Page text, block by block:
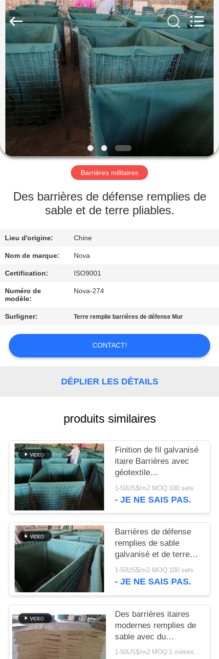
À
LA
MAISON
PRODUITS
VIDÉOS
SPECTACLE
À
PROPOS
DE
NOUS
VISITE
DE
L'USINE
CONTRÔLE
NOUS
CONTACTER
NOUVELLES
LES
AFFAIRES
PLAN
DU
SITE
POLITIQUE
Nova
Metal
Wire
Mesh
Products
Ltd..
Reserved.
Barrières militaires
Des barrières de défense remplies de
sable et de terre pliables.
Lieu d'origine: Chine
Nom de marque: Nova
Certification: ISO9001
Numéro de
modèle:
Nova-274
Surligner: Terre remplie barrières de défense Mur
CONTACT!
DÉPLIER LES DÉTAILS
produits similaires
Finition de fil galvanisé
itaire Barrières avec
géotextile
polypropylène non
tissé lourd et de
1-50US$/m2 MOQ:100 sets
- JE NE SAIS PAS.
Barrières de défense
remplies de sable
galvanisé et de terre
pliable avec
polypropylène non
1-50US$/m2 MOQ:100 sets
- JE NE SAIS PAS.
Des barrières itaires
modernes remplies de
sable avec du
géotextile brun,
1-50US$/m2 MOQ:1 mètres carrés